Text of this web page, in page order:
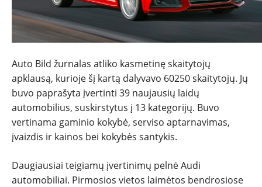
NAUJI
NAUDOTI
REPORTAŽAI
SPORTAS
PATARIMAI
ĮVAIRENYBĖS
Auto Bild žurnalas atliko kasmetinę skaitytojų
apklausą, kurioje šį kartą dalyvavo 60250 skaitytojų. Jų
buvo paprašyta įvertinti 39 naujausių laidų
automobilius, suskirstytus į 13 kategorijų. Buvo
vertinama gaminio kokybė, serviso aptarnavimas,
įvaizdis ir kainos bei kokybės santykis.
Daugiausiai teigiamų įvertinimų pelnė Audi
automobiliai. Pirmosios vietos laimėtos bendrosiose